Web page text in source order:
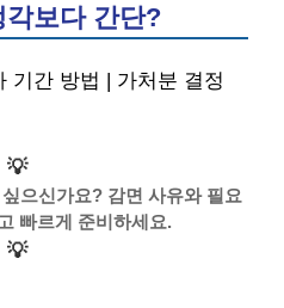
각보다 간단?
기간 방법 | 가처분 결정
💡
으신가요? 감면 사유와 필요
빠르게 준비하세요.
💡